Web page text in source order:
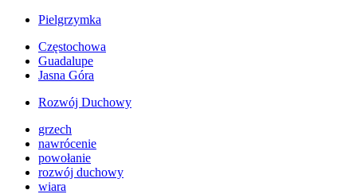
Pielgrzymka
Częstochowa
Guadalupe
Jasna Góra
Rozwój Duchowy
grzech
nawrócenie
powołanie
rozwój duchowy
wiara